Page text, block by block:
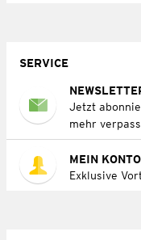
SERVICE
Jetzt
mehr
MEIN KONTO
Exklusive